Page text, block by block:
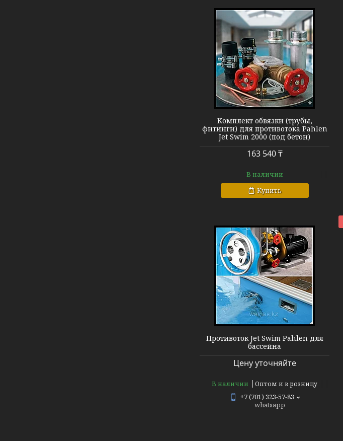
Комплект обвязки (трубы,
фитинги) для противотока Pahlen
Jet Swim 2000 (под бетон)
163 540 ₸
В наличии
Купить
Противоток Pahlen
Противоток Jet Swim Pahlen для
бассейна
Цену уточняйте
В наличии Оптом и в розницу
+7 (701) 323-57-83
whatsapp
Противоток JSH45B